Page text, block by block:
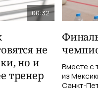
00:32
не
но и
тренер
Вместе с
из Мексики
Санкт-